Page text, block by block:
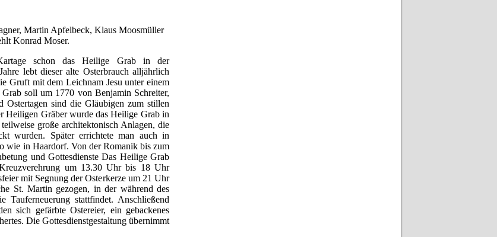
Martin Apfelbeck, Klaus Moosmüller
Konrad Moser.
schon das Heilige Grab in der
lebt dieser alte Osterbrauch alljährlich
Gruft mit dem Leichnam Jesu unter einem
soll um 1770 von Benjamin Schreiter,
sind die Gläubigen zum stillen
Heiligen Gräber wurde das Heilige Grab in
große architektonisch Anlagen, die
wurden. Später errichtete man auch in
wie in Haardorf. Von der Romanik bis zum
und Gottesdienste Das Heilige Grab
um 13.30 Uhr bis 18 Uhr
mit Segnung der Osterkerze um 21 Uhr
St. Martin gezogen, in der während des
Tauferneuerung stattfindet. Anschließend
sich gefärbte Ostereier, ein gebackenes
Die Gottesdienstgestaltung übernimmt